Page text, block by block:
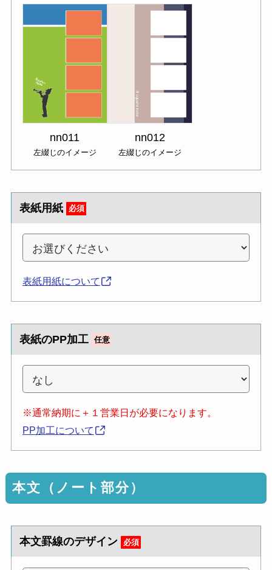
nn011
左綴じのイメージ
nn012
左綴じのイメージ
表紙用紙 必須
表紙用紙について
表紙のPP加工 任意
※通常納期に＋１営業日が必要になります。
PP加工について
本文（ノート部分）
本文罫線のデザイン 必須